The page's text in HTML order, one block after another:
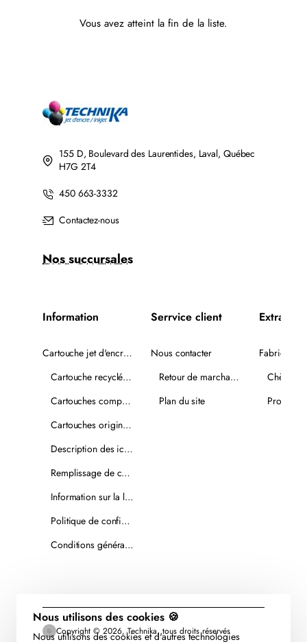
Nous utilisons des cookies 🍪
Nous utilisons des cookies et d'autres technologies
Vous avez atteint la fin de la liste.
155 D, Boulevard des Laurentides, Laval, Québec
H7G 2T4
450 663-3332
Contactez-nous
Nos succursales
Information
Cartouche jet d'encre recyclée
Cartouche recyclée PLUS
Cartouches compatibles
Cartouches originales
Description des icônes
Remplissage de cartouches
Information sur la livraison
Politique de confidentialité
Conditions générales de vente
Serrvice client
Nous contacter
Retour de marchandise
Plan du site
Extra
Fabricants
Copyright © 2026, Technika, tous droits réservés